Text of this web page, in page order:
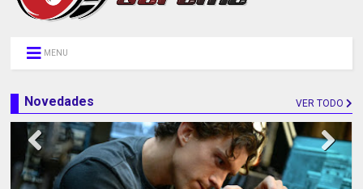
MENU
Novedades VER TODO